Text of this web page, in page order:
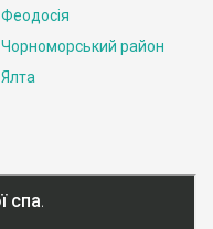
Феодосія
Чорноморський район
Ялта